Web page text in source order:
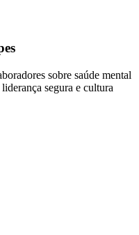
sobre saúde mental
segura e cultura